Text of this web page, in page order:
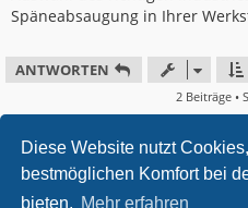
Diese Website nutzt
bestmöglichen Komfort bei
bieten. Mehr erfahren
Späneabsaugung in Ihrer
ANTWORTEN
2 Beiträge •
Foren-Übersicht Alle